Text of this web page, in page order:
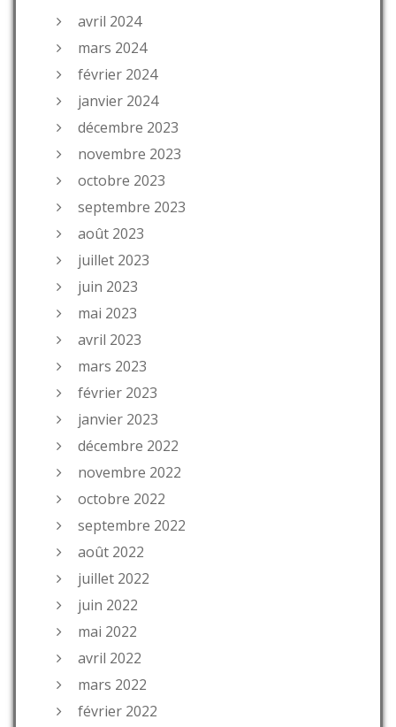
avril 2024
mars 2024
février 2024
janvier 2024
décembre 2023
novembre 2023
octobre 2023
septembre 2023
août 2023
juillet 2023
juin 2023
mai 2023
avril 2023
mars 2023
février 2023
janvier 2023
décembre 2022
novembre 2022
octobre 2022
septembre 2022
août 2022
juillet 2022
juin 2022
mai 2022
avril 2022
mars 2022
février 2022